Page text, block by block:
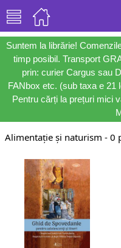
Suntem la librărie!
timp posibil. Transport
prin: curier Cargus sau
FANbox etc. (sub taxa e 21
Pentru cărți la prețuri mici
Alimentație și naturism - 0